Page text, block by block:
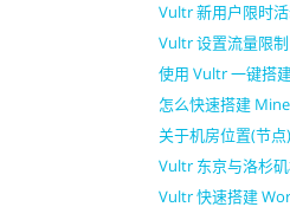
Vultr 新用户限时活
Vultr 设置流量限
使用 Vultr 一键搭
怎么快速搭建
关于机房位置(节
Vultr 东京与洛杉
Vultr 快速搭建